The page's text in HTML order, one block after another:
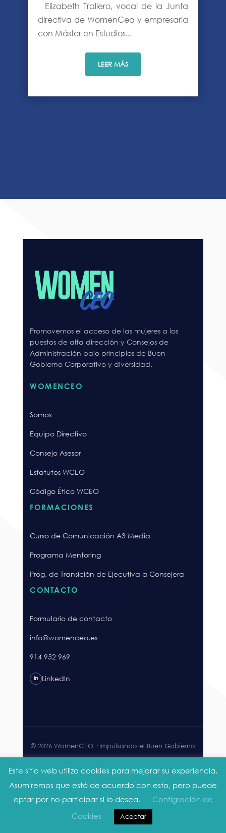
Elizabeth Trallero, vocal de la Junta
directiva de WomenCeo y empresaria
con Máster en Estudios...
LEER MÁS
Promovemos el acceso de las mujeres a los
puestos de alta dirección y Consejos de
Administración bajo principios de Buen
Gobierno Corporativo y diversidad.
WOMENCEO
Somos
Equipo Directivo
Consejo Asesor
Estatutos WCEO
Código Ético WCEO
FORMACIONES
Curso de Comunicación A3 Media
Programa Mentoring
Prog. de Transición de Ejecutiva a Consejera
CONTACTO
Formulario de contacto
info@womenceo.es
914 952 969
in LinkedIn
© 2026 WomenCEO · Impulsando el Buen Gobierno
Corporativo.
Aviso legalPrivacidadCookiesAccesibilidad
Este sitio web utiliza cookies para mejorar su experiencia.
Asumiremos que está de acuerdo con esto, pero puede
optar por no participar si lo desea.
Configración de
Cookies
Aceptar